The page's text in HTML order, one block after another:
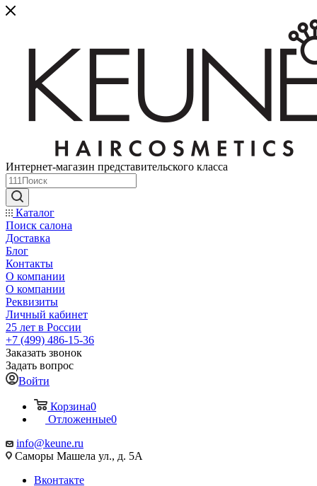
Интернет-магазин представительского класса
Каталог
Поиск салона
Доставка
Блог
Контакты
О компании
О компании
Реквизиты
Личный кабинет
25 лет в России
+7 (499) 486-15-36
Заказать звонок
Задать вопрос
Войти
Корзина0
Отложенные0
info@keune.ru
Саморы Машела ул., д. 5А
Вконтакте